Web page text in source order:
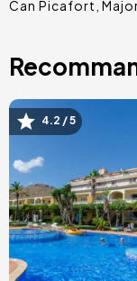
Can Picafort
Image
4.2 / 5